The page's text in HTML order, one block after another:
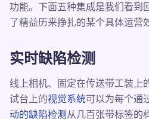
功能。下面五种集成是我们看到
了精益历来挣扎的某个具体运营
实时缺陷检测
线上相机、固定在传送带工装上
试台上的视觉系统可以为每个通
动的缺陷检测 从几百张带标签的